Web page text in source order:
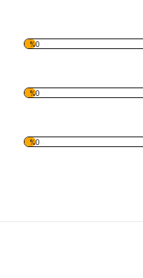
%0
%0
%0